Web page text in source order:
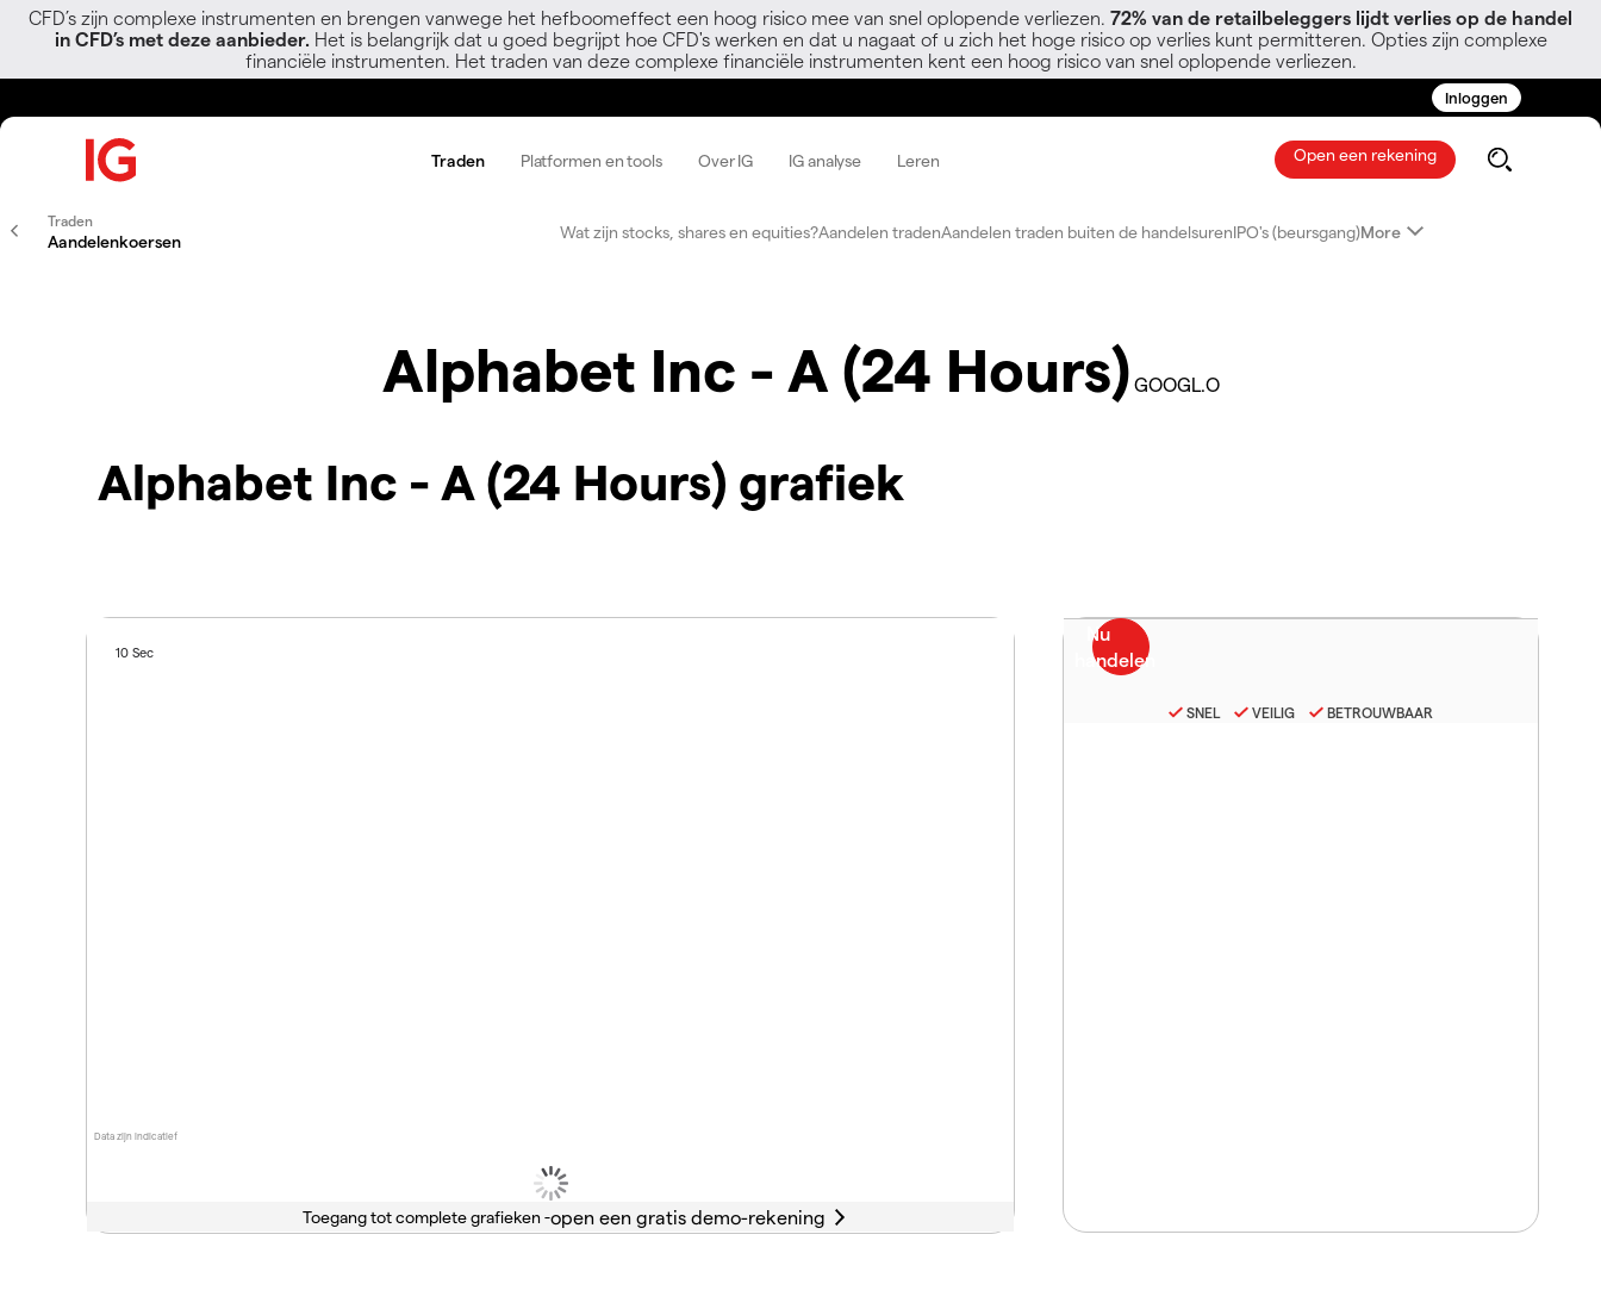
CFD’s zijn complexe instrumenten en brengen vanwege het hefboomeffect een hoog risico mee van snel oplopende verliezen. 72% van de retailbeleggers lijdt verlies op de handel
in CFD’s met deze aanbieder. Het is belangrijk dat u goed begrijpt hoe CFD's werken en dat u nagaat of u zich het hoge risico op verlies kunt permitteren. Opties zijn complexe
financiële instrumenten. Het traden van deze complexe financiële instrumenten kent een hoog risico van snel oplopende verliezen.
Inloggen
Traden Platformen en tools Over IG IG analyse Leren Open een rekening
Traden
Aandelenkoersen Wat zijn stocks, shares en equities?Aandelen tradenAandelen traden buiten de handelsurenIPO's (beursgang)More
Alphabet Inc - A (24 Hours) GOOGL.O
Alphabet Inc - A (24 Hours) grafiek
Data zijn indicatief
10 Sec
Toegang tot complete grafieken -
SNEL VEILIG BETROUWBAAR